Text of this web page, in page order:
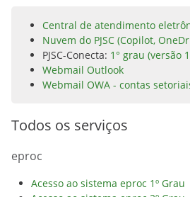
Central de atendimento
Nuvem do PJSC (Copilot,
PJSC-Conecta: 1° grau (versão
Webmail Outlook
Webmail OWA - contas
Todos os serviços
eproc
Acesso ao sistema eproc 1º Grau